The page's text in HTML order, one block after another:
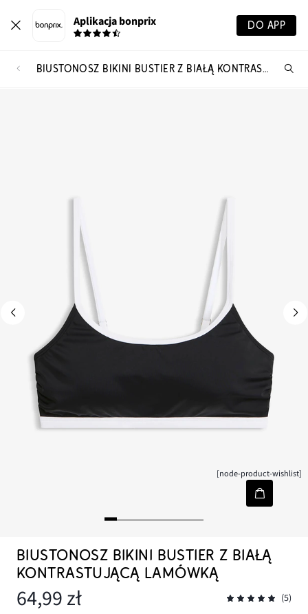
Aplikacja bonprix DO APP
BIUSTONOSZ BIKINI BUSTIER Z BIAŁĄ KONTRASTUJĄCĄ LAMÓWKĄ
[node-product-wishlist]
BIUSTONOSZ BIKINI BUSTIER Z BIAŁĄ
KONTRASTUJĄCĄ LAMÓWKĄ
64,99 zł (5)